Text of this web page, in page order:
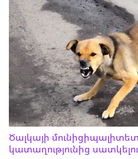
Ծալկայի
կատաղությունից